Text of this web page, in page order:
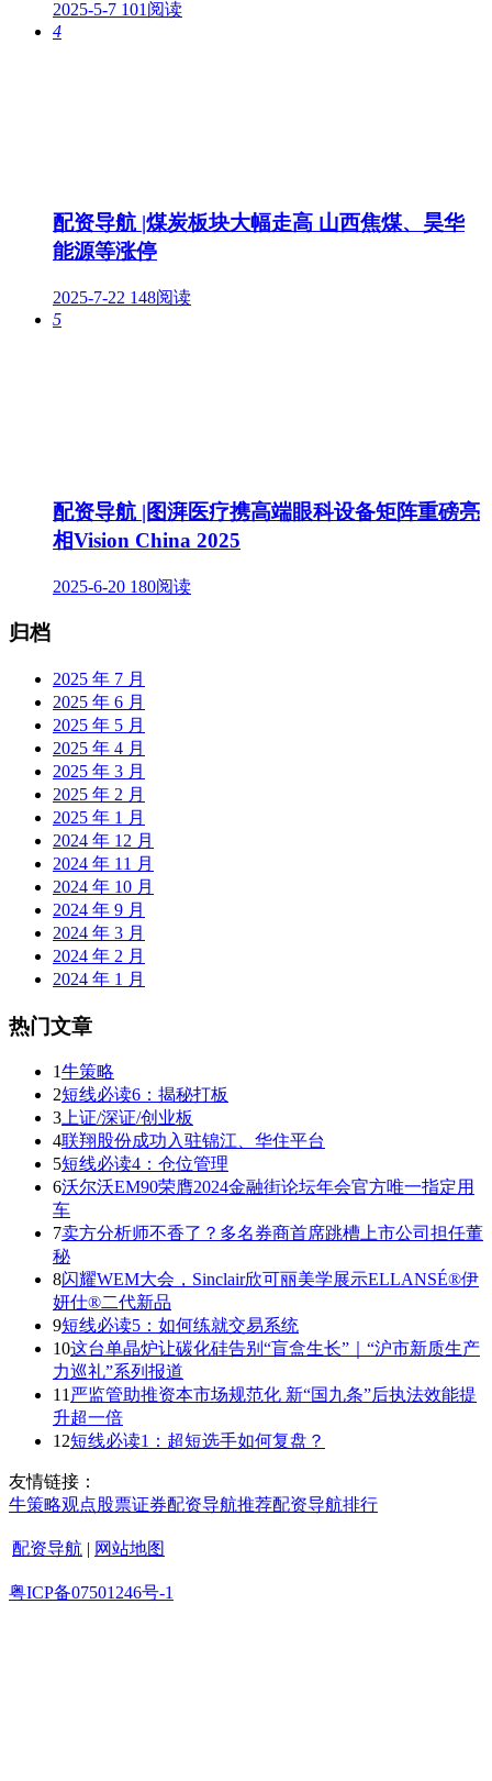
2025-5-7 101阅读
4
配资导航 |煤炭板块大幅走高 山西焦煤、昊华
能源等涨停
2025-7-22 148阅读
5
配资导航 |图湃医疗携高端眼科设备矩阵重磅亮
相Vision China 2025
2025-6-20 180阅读
归档
2025 年 7 月
2025 年 6 月
2025 年 5 月
2025 年 4 月
2025 年 3 月
2025 年 2 月
2025 年 1 月
2024 年 12 月
2024 年 11 月
2024 年 10 月
2024 年 9 月
2024 年 3 月
2024 年 2 月
2024 年 1 月
热门文章
1牛策略
2短线必读6：揭秘打板
3 上证/深证/创业板
4联翔股份成功入驻锦江、华住平台
5短线必读4：仓位管理
6沃尔沃EM90荣膺2024金融街论坛年会官方唯一指定用
车
7卖方分析师不香了？多名券商首席跳槽上市公司担任董
秘
8闪耀WEM大会，Sinclair欣可丽美学展示ELLANSÉ®伊
妍仕®二代新品
9短线必读5：如何练就交易系统
10这台单晶炉让碳化硅告别“盲盒生长”｜“沪市新质生产
力巡礼”系列报道
11 严监管助推资本市场规范化 新“国九条”后执法效能提
升超一倍
12短线必读1：超短选手如何复盘？
友情链接：
牛策略观点股票证券配资导航推荐配资导航排行
配资导航 | 网站地图
粤ICP备07501246号-1